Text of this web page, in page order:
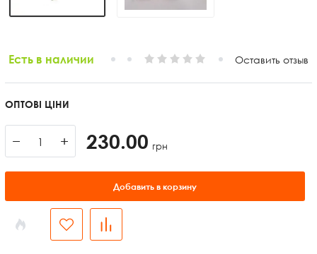
Есть в наличии Оставить отзыв
ОПТОВІ ЦІНИ
− + 230.00 грн
Добавить в корзину